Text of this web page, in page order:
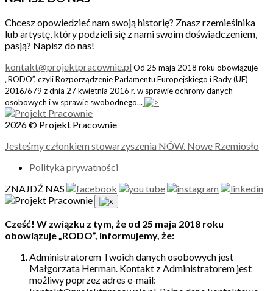
Chcesz opowiedzieć nam swoją historię? Znasz rzemieślnika
lub artystę, który podzieli się z nami swoim doświadczeniem,
pasją? Napisz do nas!
kontakt@projektpracownie.pl Od 25 maja 2018 roku obowiązuje
„RODO”, czyli Rozporządzenie Parlamentu Europejskiego i Rady (UE)
2016/679 z dnia 27 kwietnia 2016 r. w sprawie ochrony danych
osobowych i w sprawie swobodnego...
2026 © Projekt Pracownie
Jesteśmy członkiem stowarzyszenia NÓW. Nowe Rzemiosło
Polityka prywatności
ZNAJDŹ NAS
Cześć! W związku z tym, że od 25 maja 2018 roku
obowiązuje „RODO”, informujemy, że:
Administratorem Twoich danych osobowych jest
Małgorzata Herman. Kontakt z Administratorem jest
możliwy poprzez adres e-mail: